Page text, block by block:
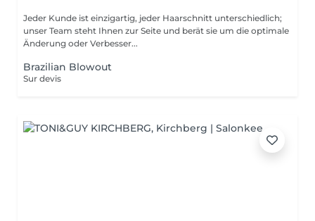
Jeder Kunde ist einzigartig, jeder Haarschnitt unterschiedlich;
unser Team steht Ihnen zur Seite und berät sie um die optimale
Änderung oder Verbesser...
Brazilian Blowout
Sur devis